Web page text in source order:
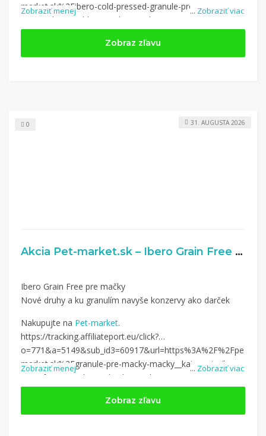
... Zobraziť viac
market.sk%2Fibero-cold-pressed-granule-pro-
psy%2Fibero-cold-press-dog-medium-maxi-adult-rabbit-
Zobraziť menej
Zobraz zľavu
0
Akcia Pet-market.sk – Ibero Grain Free pre mačky
... Zobraziť viac
Ibero Grain Free pre mačky
Nové druhy a ku granulím navyše konzervy ako darček
Nakupujte na Pet-market.
https://tracking.affiliateport.eu/click?
o=771&a=5149&sub_id3=60917&url=https%3A%2F%2Fpet-
market.sk%2Fgranule-pre-macky-macky__kategorie_ibero-
grain-free-granule-pro-kocky%2Cibero-natural-granule-
pro-
Zobraziť menej
31. AUGUSTA 2026
Zobraz zľavu